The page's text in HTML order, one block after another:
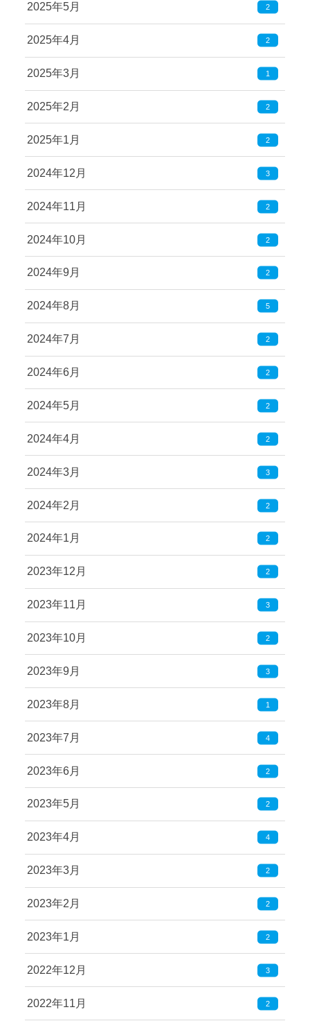
2025年5月 2
2025年4月 2
2025年3月 1
2025年2月 2
2025年1月 2
2024年12月 3
2024年11月 2
2024年10月 2
2024年9月 2
2024年8月 5
2024年7月 2
2024年6月 2
2024年5月 2
2024年4月 2
2024年3月 3
2024年2月 2
2024年1月 2
2023年12月 2
2023年11月 3
2023年10月 2
2023年9月 3
2023年8月 1
2023年7月 4
2023年6月 2
2023年5月 2
2023年4月 4
2023年3月 2
2023年2月 2
2023年1月 2
2022年12月 3
2022年11月 2